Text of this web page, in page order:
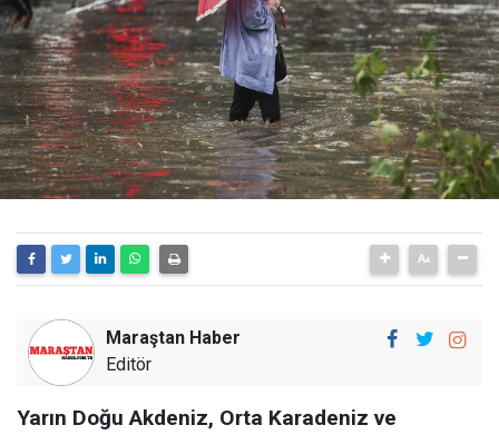
Maraştan Haber
Editör
Yarın Doğu Akdeniz, Orta Karadeniz ve